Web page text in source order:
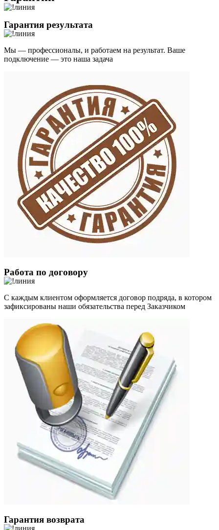
Гарантия результата
Мы — профессионалы, и работаем на результат. Ваше
подключение — это наша задача
Работа по договору
С каждым клиентом оформляется договор подряда, в котором
зафиксированы наши обязательства перед Заказчиком
Гарантия возврата